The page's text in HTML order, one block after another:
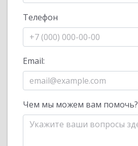
Телефон
Email:
Чем мы можем вам помочь?